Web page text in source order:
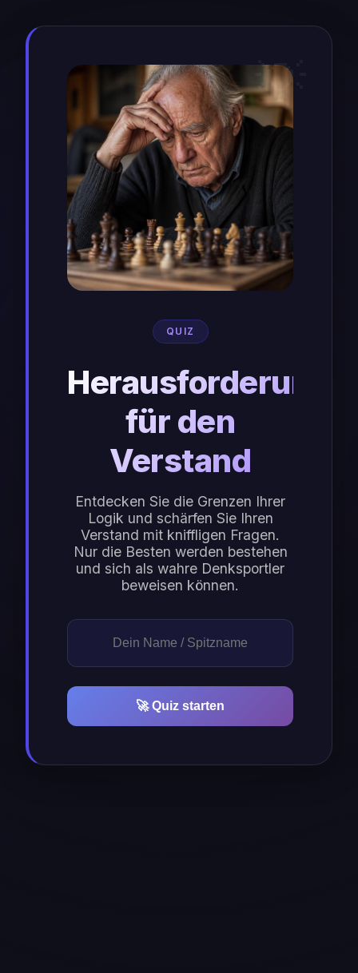
QUIZ
Herausforderung
für den
Verstand
Entdecken Sie die Grenzen Ihrer
Logik und schärfen Sie Ihren
Verstand mit kniffligen Fragen.
Nur die Besten werden bestehen
und sich als wahre Denksportler
beweisen können.
🚀 Quiz starten